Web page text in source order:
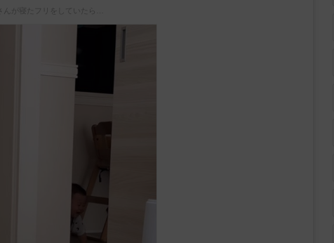
んが寝たフリをしていたら…